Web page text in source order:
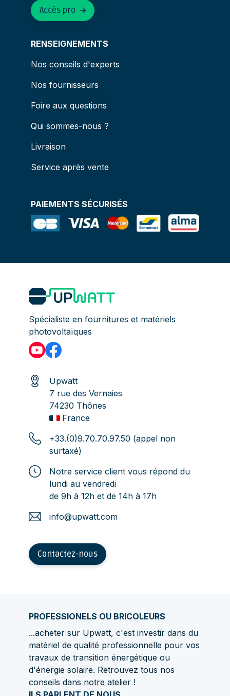
RENSEIGNEMENTS
Nos conseils d'experts
Nos fournisseurs
Foire aux questions
Qui sommes-nous ?
Livraison
Service après vente
Accès pro
PAIEMENTS SÉCURISÉS
Spécialiste en fournitures et matériels
photovoltaïques
Upwatt
7 rue des Vernaies
74230 Thônes
France
+33.(0)9.70.70.97.50 (appel non
surtaxé)
Notre service client vous répond du
lundi au vendredi
de 9h à 12h et de 14h à 17h
info@upwatt.com
Contactez-nous
PROFESSIONELS OU BRICOLEURS
...acheter sur Upwatt, c'est investir dans du
matériel de qualité professionnelle pour vos
travaux de transition énergétique ou
d'énergie solaire. Retrouvez tous nos
conseils dans notre atelier !